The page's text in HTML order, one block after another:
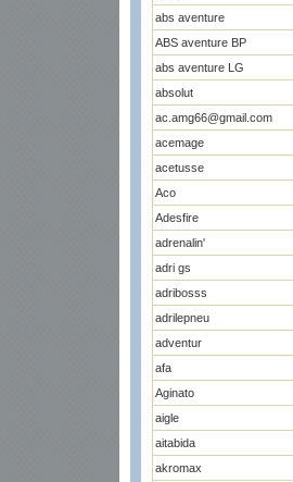
abs aventure
ABS aventure BP
abs aventure LG
absolut
ac.amg66@gmail.com
acemage
acetusse
Aco
Adesfire
adrenalin'
adri gs
adribosss
adrilepneu
adventur
afa
Aginato
aigle
aitabida
akromax